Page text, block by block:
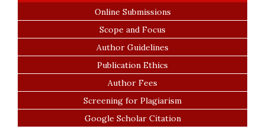
Online Submissions
Scope and Focus
Author Guidelines
Publication Ethics
Author Fees
Screening for Plagiarism
Google Scholar Citation